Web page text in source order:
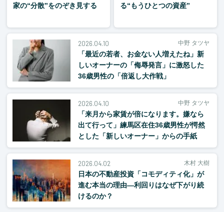
家の“分散”をのぞき見する
る“もうひとつの資産”
2026.04.10 中野 タツヤ
「最近の若者、お金ない人増えたね」新
しいオーナーの「侮辱発言」に激怒した
36歳男性の「倍返し大作戦」
2026.04.10 中野 タツヤ
「来月から家賃が倍になります。嫌なら
出て行って」練馬区在住36歳男性が愕然
とした「新しいオーナー」からの手紙
2026.04.02 木村 大樹
日本の不動産投資「コモディティ化」が
進む本当の理由―利回りはなぜ下がり続
けるのか？